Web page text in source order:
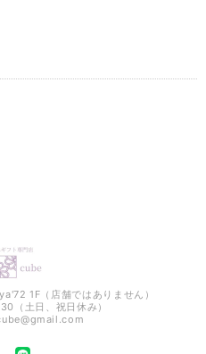
1F（店舗ではありません）
（土日、祝日休み）